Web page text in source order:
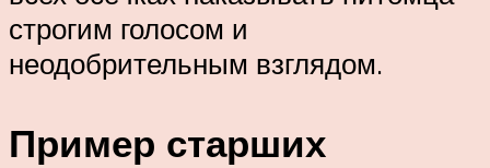
строгим голосом и
неодобрительным взглядом.
Пример старших